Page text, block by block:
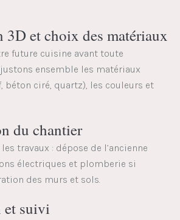
3D et choix des matériaux
future cuisine avant toute
ensemble les matériaux
béton ciré, quartz), les couleurs et
du chantier
travaux : dépose de l’ancienne
électriques et plomberie si
des murs et sols.
et suivi